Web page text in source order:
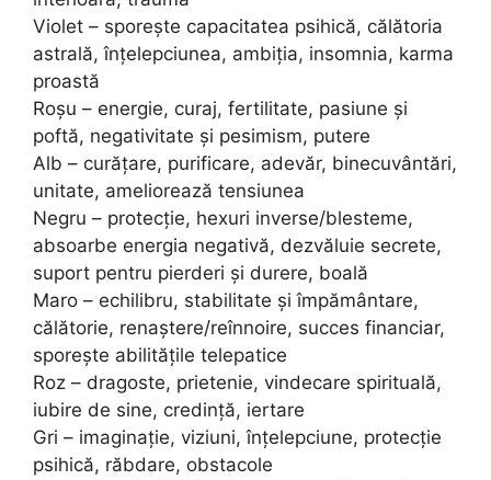
Violet – sporește capacitatea psihică, călătoria
astrală, înțelepciunea, ambiția, insomnia, karma
proastă
Roșu – energie, curaj, fertilitate, pasiune și
poftă, negativitate și pesimism, putere
Alb – curățare, purificare, adevăr, binecuvântări,
unitate, ameliorează tensiunea
Negru – protecție, hexuri inverse/blesteme,
absoarbe energia negativă, dezvăluie secrete,
suport pentru pierderi și durere, boală
Maro – echilibru, stabilitate și împământare,
călătorie, renaștere/reînnoire, succes financiar,
sporește abilitățile telepatice
Roz – dragoste, prietenie, vindecare spirituală,
iubire de sine, credință, iertare
Gri – imaginație, viziuni, înțelepciune, protecție
psihică, răbdare, obstacole